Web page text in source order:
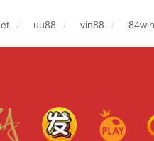
uu88 vin88 84win